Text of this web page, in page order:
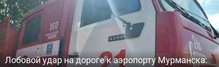
Лобовой удар на дороге к аэропорту Мурманска: